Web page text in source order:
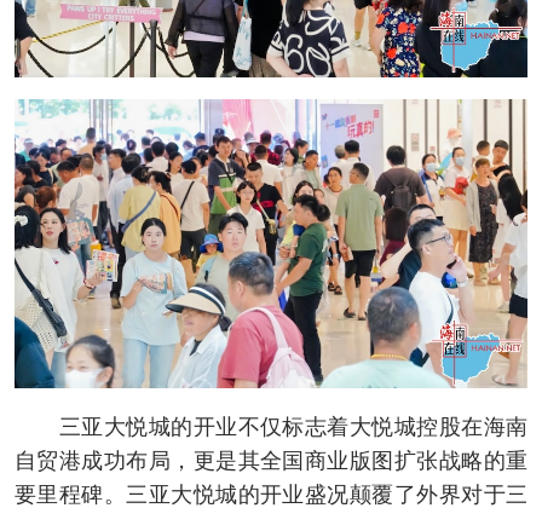
三亚大悦城的开业不仅标志着大悦城控股在海南
自贸港成功布局，更是其全国商业版图扩张战略的重
要里程碑。三亚大悦城的开业盛况颠覆了外界对于三